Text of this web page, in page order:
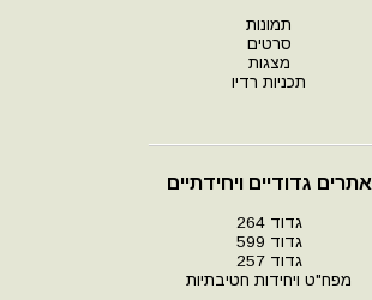
תמונות
סרטים
מצגות
תכניות רדיו
אתרים גדודיים ויחידתיים
גדוד 264
גדוד 599
גדוד 257
מפח"ט ויחידות חטיבתיות